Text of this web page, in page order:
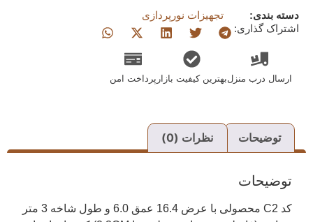
دسته بندی:
تجهیزات نورپردازی
اشتراک گذاری:
ارسال درب منزلبهترین کیفیت بازار پرداخت امن
توضیحات نظرات (0)
توضیحات
کد C2 محصولی با عرض 16.4 عمق 6.0 و طول شاخه 3 متر